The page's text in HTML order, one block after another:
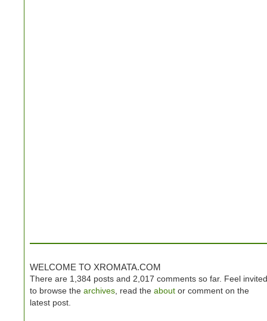
WELCOME TO XROMATA.COM
There are 1,384 posts and 2,017 comments so far. Feel invited
to browse the archives , read the about or comment on the
latest post.